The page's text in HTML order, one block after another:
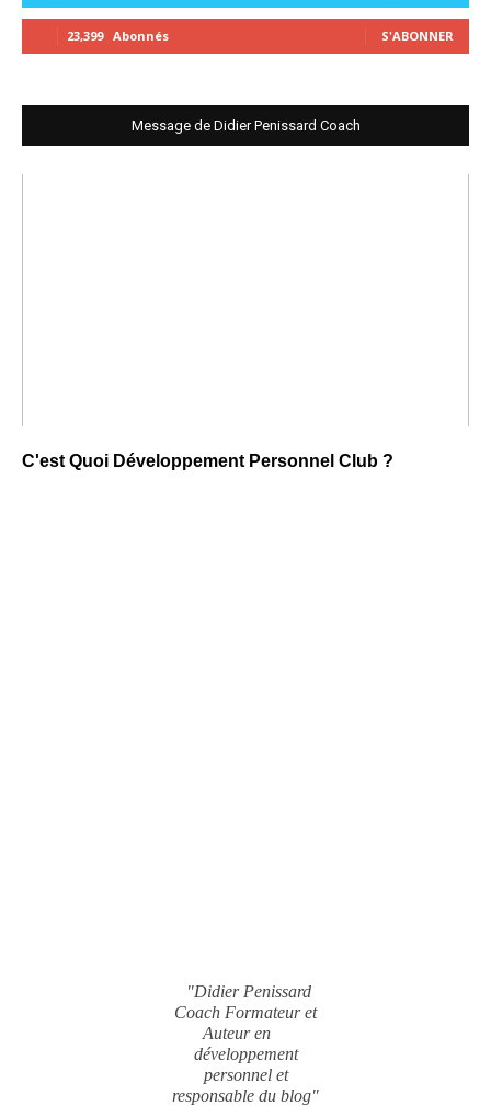
23,399 Abonnés S'ABONNER
Message de Didier Penissard Coach
C'est Quoi Développement Personnel Club ?
"Didier Penissard
Coach Formateur et
Auteur en
développement
personnel et
responsable du blog"